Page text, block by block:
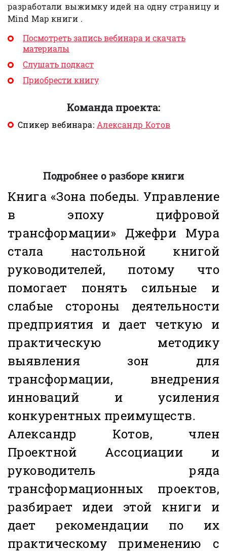
разработали выжимку идей на одну страницу и
Mind Map книги .
Посмотреть запись вебинара и скачать
материалы
Слушать подкаст
Приобрести книгу
Команда проекта:
Спикер вебинара: Александр Котов
Подробнее о разборе книги
Книга «Зона победы. Управление
в эпоху цифровой
трансформации» Джефри Мура
стала настольной книгой
руководителей, потому что
помогает понять сильные и
слабые стороны деятельности
предприятия и дает четкую и
практическую методику
выявления зон для
трансформации, внедрения
инноваций и усиления
конкурентных преимуществ.
Александр Котов, член
Проектной Ассоциации и
руководитель ряда
трансформационных проектов,
разбирает идеи этой книги и
дает рекомендации по их
практическому применению с